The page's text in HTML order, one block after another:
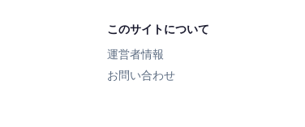
このサイトについて
運営者情報
お問い合わせ